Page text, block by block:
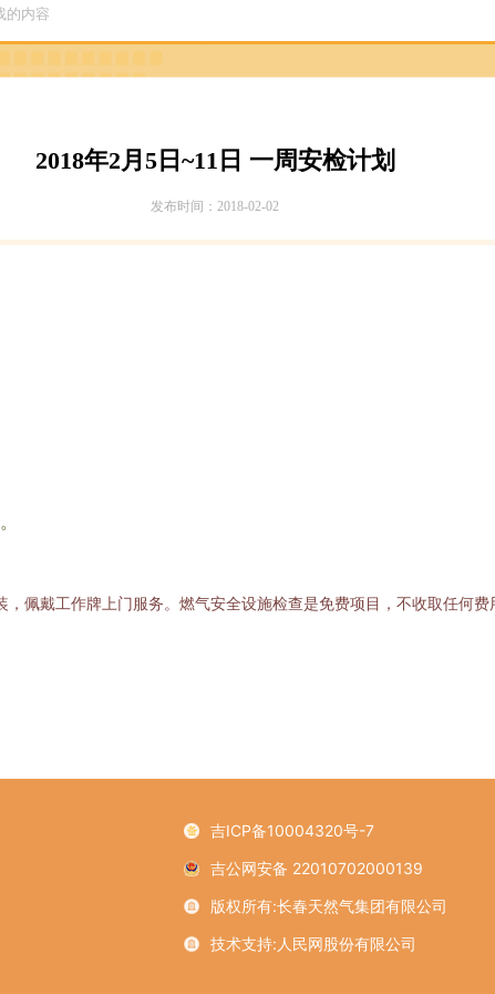
2018年2月5日~11日 一周安检计划
发布时间：2018-02-02
佩戴工作牌上门服务。燃气安全设施检查是免费项目，不收取任何
吉ICP备10004320号-7
吉公网安备 22010702000139
版权所有:长春天然气集团有限公司
技术支持:人民网股份有限公司